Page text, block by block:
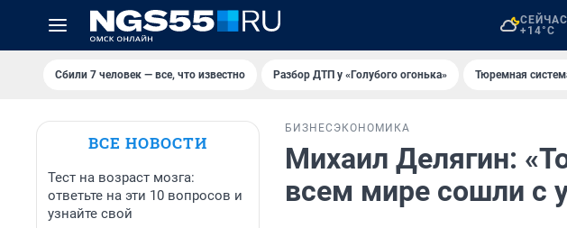
СЕЙЧАС
+14°C
Сбили 7 человек — все, что известно Разбор ДТП у «Голубого огонька» Тюремная
ВСЕ НОВОСТИ
Тест на возраст мозга:
ответьте на эти 10 вопросов и
узнайте свой
БИЗНЕС ЭКОНОМИКА
Михаил Делягин:
всем мире сошли с